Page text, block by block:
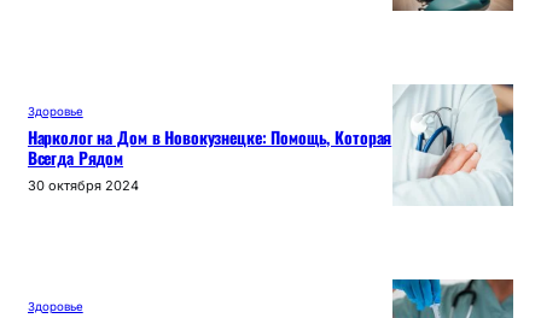
Здоровье
Нарколог на Дом в Новокузнецке: Помощь, Которая
Всегда Рядом
30 октября 2024
Здоровье